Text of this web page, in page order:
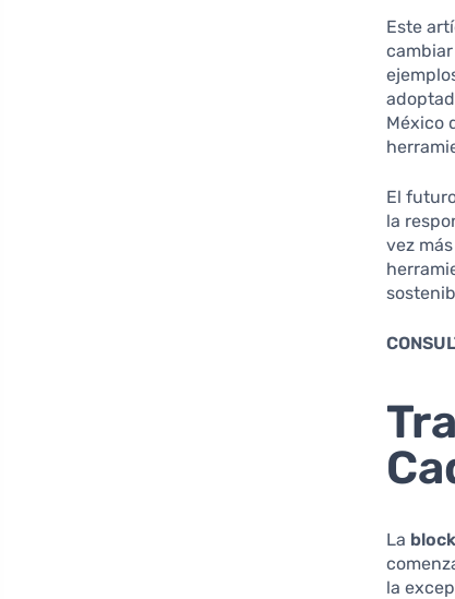
Este
México
El
la
vez
La
la